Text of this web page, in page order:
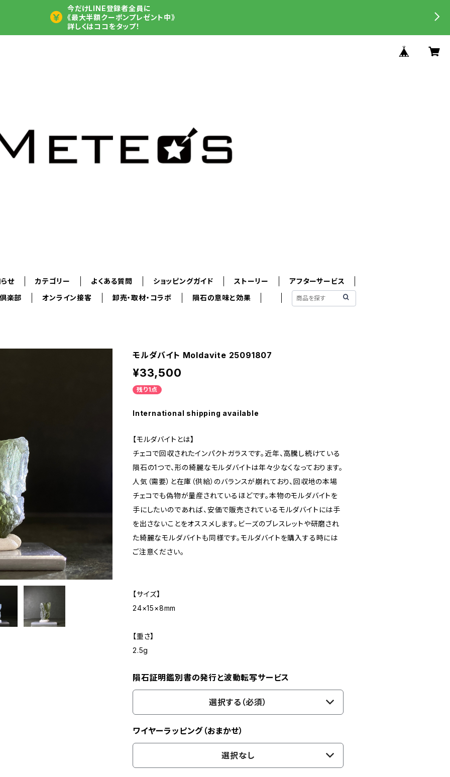
今だけLINE登録者全員に
《最大半額クーポンプレゼント中》
詳しくはココをタップ！
せ カテゴリー よくある質問 ショッピングガイド ストーリー
アフターサービス
楽部
オンライン接客 卸売・取材・コラボ 隕石の意味と効果
モルダバイト Moldavite 25091807
¥33,500
残り1点
International shipping available
【モルダバイトとは】
チェコで回収されたインパクトガラスです。近年、高騰し続けている
隕石の1つで、形の綺麗なモルダバイトは年々少なくなっております。
人気（需要）と在庫（供給）のバランスが崩れており、回収地の本場
チェコでも偽物が量産されているほどです。本物のモルダバイトを
手にしたいのであれば、安価で販売されているモルダバイトには手
を出さないことをオススメします。ビーズのブレスレットや研磨され
た綺麗なモルダバイトも同様です。モルダバイトを購入する時には
ご注意ください。
【サイズ】
24×15×8mm
【重さ】
2.5g
隕石証明鑑別書の発行と波動転写サービス
選択する（必須）
ワイヤーラッピング（おまかせ）
選択なし